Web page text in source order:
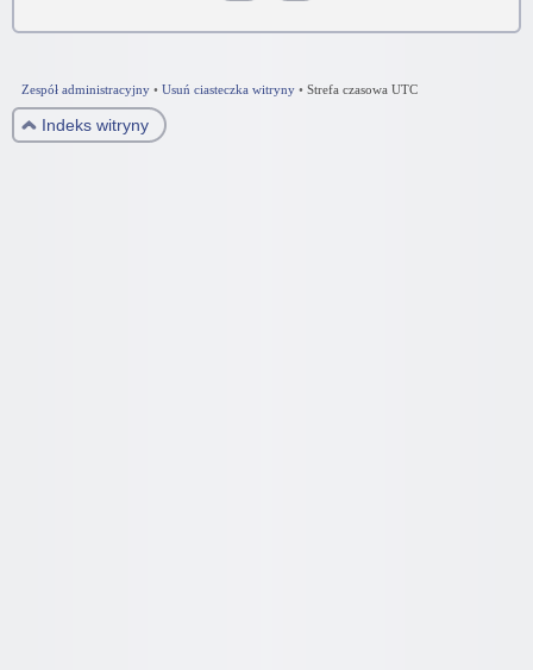
Zespół administracyjny • Usuń ciasteczka witryny • Strefa czasowa UTC
Indeks witryny